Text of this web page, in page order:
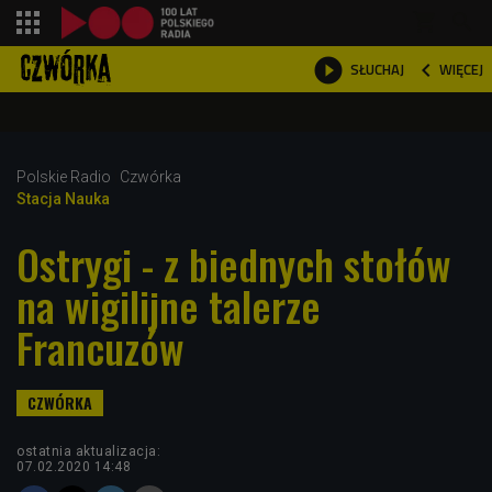
 SŁUCHAJ  WIĘCEJ

Polskie Radio
Czwórka
Stacja Nauka
Ostrygi - z biednych stołów
na wigilijne talerze
Francuzów
ostatnia aktualizacja:
07.02.2020 14:48